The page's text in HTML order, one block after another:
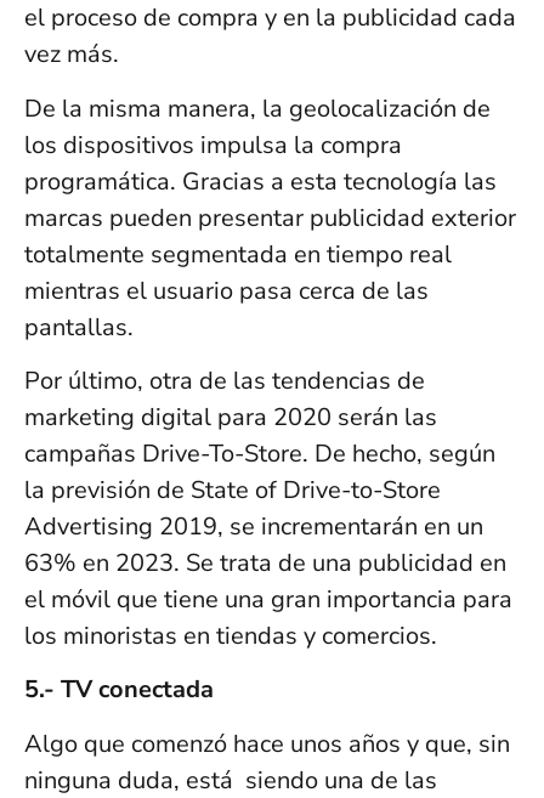
el proceso de compra y en la publicidad cada
vez más.
De la misma manera, la geolocalización de
los dispositivos impulsa la compra
programática. Gracias a esta tecnología las
marcas pueden presentar publicidad exterior
totalmente segmentada en tiempo real
mientras el usuario pasa cerca de las
pantallas.
Por último, otra de las tendencias de
marketing digital para 2020 serán las
campañas Drive-To-Store. De hecho, según
la previsión de State of Drive-to-Store
Advertising 2019, se incrementarán en un
63% en 2023. Se trata de una publicidad en
el móvil que tiene una gran importancia para
los minoristas en tiendas y comercios.
5.- TV conectada
Algo que comenzó hace unos años y que, sin
ninguna duda, está siendo una de las